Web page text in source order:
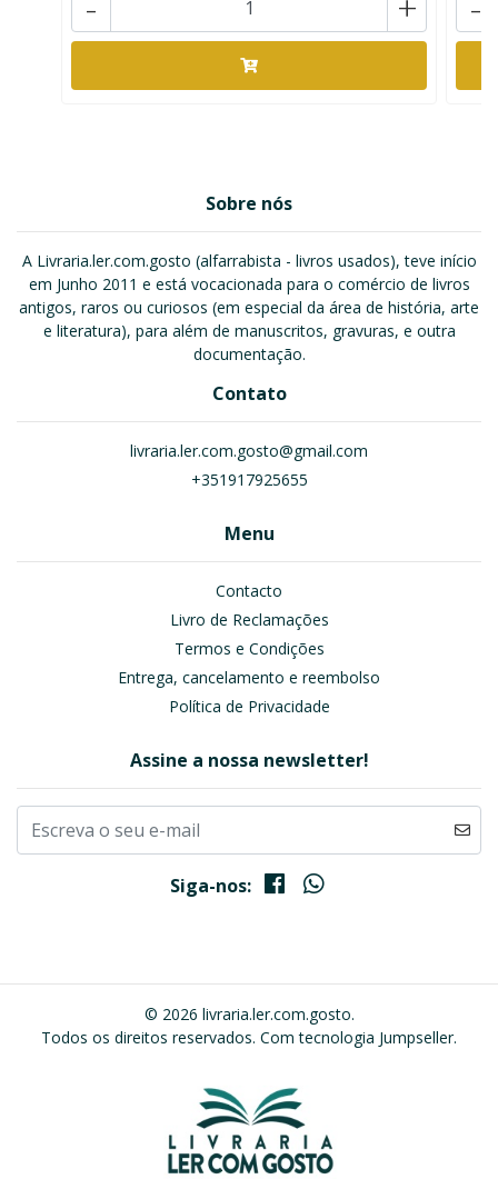
Sobre nós
A Livraria.ler.com.gosto (alfarrabista - livros usados), teve início
em Junho 2011 e está vocacionada para o comércio de livros
antigos, raros ou curiosos (em especial da área de história, arte
e literatura), para além de manuscritos, gravuras, e outra
documentação.
Contato
livraria.ler.com.gosto@gmail.com
+351917925655
Menu
Contacto
Livro de Reclamações
Termos e Condições
Entrega, cancelamento e reembolso
Política de Privacidade
Assine a nossa newsletter!
Siga-nos:
© 2026 livraria.ler.com.gosto.
Todos os direitos reservados. Com tecnologia Jumpseller.